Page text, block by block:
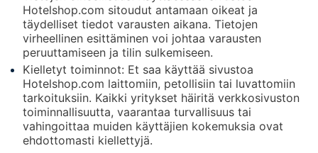
Hotelshop.com sitoudut antamaan oikeat ja
täydelliset tiedot varausten aikana. Tietojen
virheellinen esittäminen voi johtaa varausten
peruuttamiseen ja tilin sulkemiseen.
Kielletyt toiminnot: Et saa käyttää sivustoa
Hotelshop.com laittomiin, petollisiin tai luvattomiin
tarkoituksiin. Kaikki yritykset häiritä verkkosivuston
toiminnallisuutta, vaarantaa turvallisuus tai
vahingoittaa muiden käyttäjien kokemuksia ovat
ehdottomasti kiellettyjä.